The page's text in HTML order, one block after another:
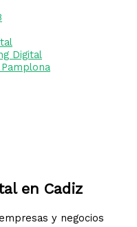
Digital
en Cadiz
y negocios